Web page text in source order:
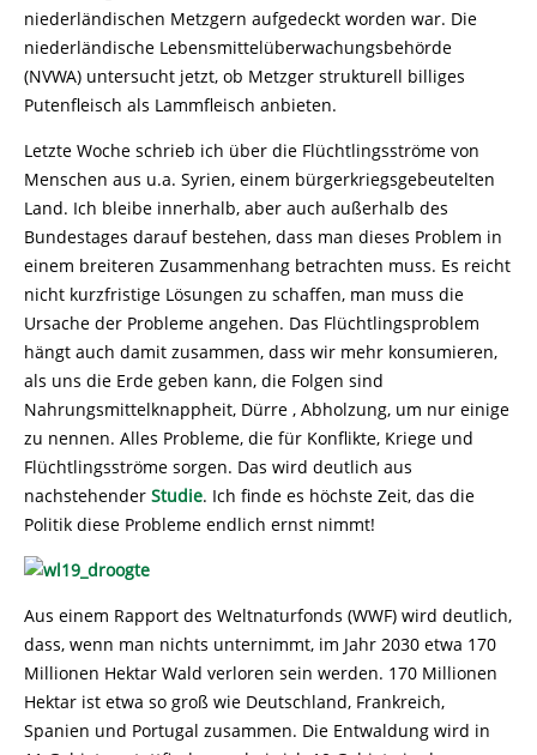
niederländischen Metzgern aufgedeckt worden war. Die
niederländische Lebensmittelüberwachungsbehörde
(NVWA) untersucht jetzt, ob Metzger strukturell billiges
Putenfleisch als Lammfleisch anbieten.
Letzte Woche schrieb ich über die Flüchtlingsströme von
Menschen aus u.a. Syrien, einem bürgerkriegsgebeutelten
Land. Ich bleibe innerhalb, aber auch außerhalb des
Bundestages darauf bestehen, dass man dieses Problem in
einem breiteren Zusammenhang betrachten muss. Es reicht
nicht kurzfristige Lösungen zu schaffen, man muss die
Ursache der Probleme angehen. Das Flüchtlingsproblem
hängt auch damit zusammen, dass wir mehr konsumieren,
als uns die Erde geben kann, die Folgen sind
Nahrungsmittelknappheit, Dürre , Abholzung, um nur einige
zu nennen. Alles Probleme, die für Konflikte, Kriege und
Flüchtlingsströme sorgen. Das wird deutlich aus
nachstehender Studie. Ich finde es höchste Zeit, das die
Politik diese Probleme endlich ernst nimmt!
Aus einem Rapport des Weltnaturfonds (WWF) wird deutlich,
dass, wenn man nichts unternimmt, im Jahr 2030 etwa 170
Millionen Hektar Wald verloren sein werden. 170 Millionen
Hektar ist etwa so groß wie Deutschland, Frankreich,
Spanien und Portugal zusammen. Die Entwaldung wird in